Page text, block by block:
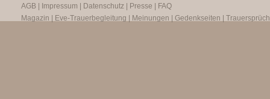
AGB
Impressum Datenschutz Presse
FAQ
Magazin
Eve-Trauerbegleitung Meinungen Gedenkseiten